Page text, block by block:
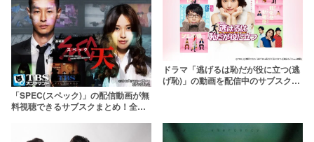
「SPEC(スペック)」の配信動画が無
料視聴できるサブスクまとめ！全作
ドラマ「逃げるは恥だが役に立つ(逃
げ恥)」の動画を配信中のサブスクは